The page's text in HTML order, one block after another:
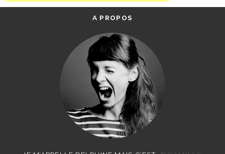
A PROPOS